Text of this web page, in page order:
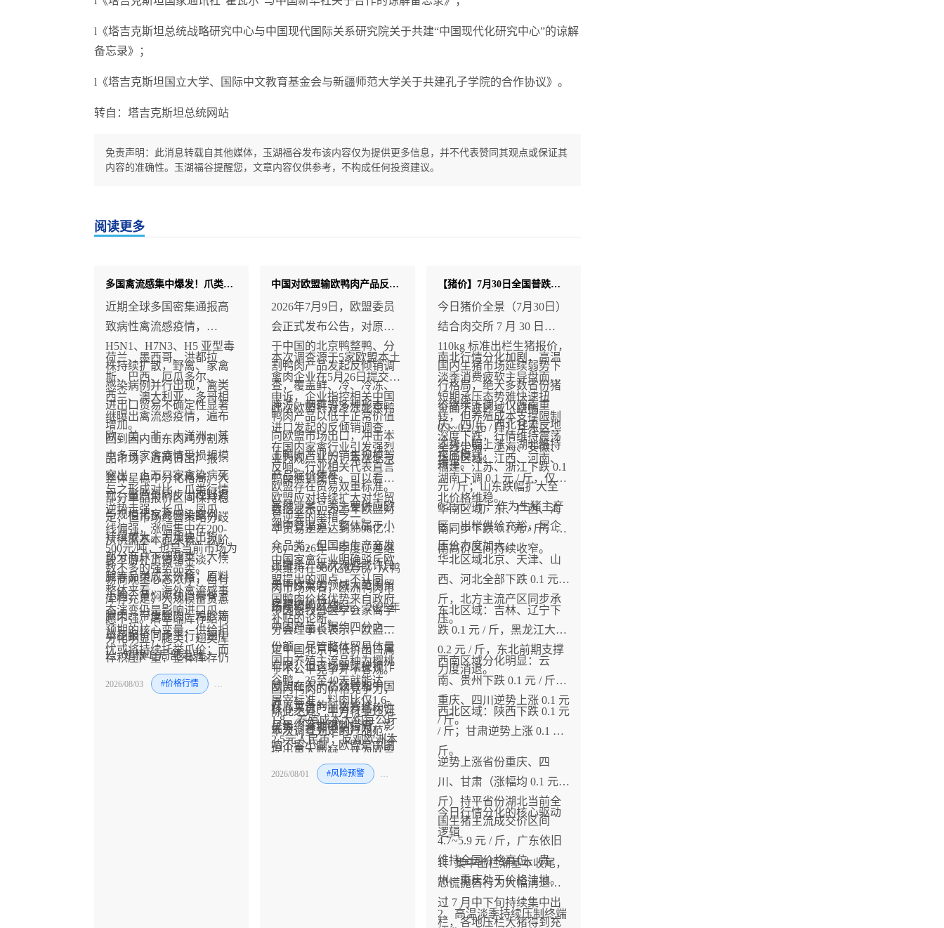
l《塔吉克斯坦总统战略研究中心与中国现代国际关系研究院关于共建“中国现代化研究中心”的谅解
备忘录》；
l《塔吉克斯坦国立大学、国际中文教育基金会与新疆师范大学关于共建孔子学院的合作协议》。
转自：塔吉克斯坦总统网站
免责声明：此消息转载自其他媒体，玉湖福谷发布该内容仅为提供更多信息，并不代表赞同其观点或保证其
内容的准确性。玉湖福谷提醒您，文章内容仅供参考，不构成任何投资建议。
阅读更多
多国禽流感集中爆发！爪类逆势上涨200-500元/吨，后市能否持续？
近期全球多国密集通报高
致病性禽流感疫情，
H5N1、H7N3、H5 亚型毒
株持续扩散，野禽、家禽
感染病例并行出现，禽类
进出口贸易不确定性显著
增加。
荷兰、墨西哥、洪都拉
斯、巴西、厄瓜多尔、新
西兰、澳大利亚、多哥相
继曝出禽流感疫情，遍布
欧、美、非、大洋洲。其
中多哥家禽疫情受损规模
突出，上万只家禽染病死
亡；墨西哥同步出现野禽
与规模化家禽感染案例。
回到国内山东肉鸡分割冻
品市场，近两日出厂报价
整体呈稳中分化格局。大
部分单品报价区间保持稳
定，但市场经营策略分歧
持续放大。为加快出货，
部分商户下调翅类、大棒
腿等品类成交价格；原料
小胸、黄焖鸡块、带骨上
腿肉、带皮腿肉、鸡胗等
单品报价同步下行，翅中
L、翅根 L 局部走弱。
与之形成对比，爪类行情
逆势走强，长爪、凤爪全
线偏强，涨幅集中在200-
500元/吨，也是当前市场为
数不多的强势品类。
从供需基本面来看，现阶
段下游补货情绪平淡，贸
易商观望心态浓厚，自有
库存充足，大规模备货意
愿不强。屠宰端库存结构
分化明显，腿类、翅类库
存积压严重，整体库存仍
处在高位，持续压制该品
类价格反弹空间。
整体来看，海外禽流感事
态演变仍是影响进口爪类
预期的核心变量，供给担
忧或将持续托举爪价；而
短期行情或维持偏弱震
2026/08/03 #价格行情 #禽
中国对欧盟输欧鸭肉产品反倾销调查发起反击！禽肉贸易风险升温！
2026年7月9日，欧盟委员
会正式发布公告，对原产
于中国的北京鸭整鸭、分
割鸭肉产品发起反倾销调
查，覆盖鲜、冷、冷冻、
腌渍、烟熏等多种形态。
本次调查源于5家欧盟本土
禽肉企业在5月26日提交的
申诉，企业指控相关中国
鸭肉产品以低于正常价值
向欧盟市场出口，冲击本
土鸭肉产业的销售规模与
产品定价体系。
此次欧盟针对冷冻北京鸭
进口发起的反倾销调查，
在国内家禽行业引发强烈
反响。行业相关代表直言
欧盟存在贸易双重标准。
虽然涉案品类主要供应欧
洲中餐渠道，整体属于小
众品类，但国内生产商发
出警示，本次调查或许只
是中欧禽肉领域大范围贸
易摩擦的开端。
业内观点认为，本次北京
鸭反倾销案件，可以看作
欧盟应对持续扩大对华贸
易逆差的举措之一。
数据显示，2025年欧盟对
华贸易逆差达到3598亿欧
元，2026年一季度逆差继
续维持在980亿欧元。从鸭
肉市场来看，欧洲鸭肉市
场规模约8亿欧元，2025年
中国产品占据约四分之一
份额。尽管整体贸易体量
有限，但这场争端被视作
欧盟在农产品领域和中国
开展竞争的一次尝试。一
旦最终落地限制措施，影
响不容小觑，欧盟是中国
鸭肉出口十分重要的优质
外销市场。
中国家禽行业明确驳斥欧
盟提出的观点，不认同中
国鸭肉价格优势来自政府
补贴的论断。
中国畜牧兽医学会家禽学
分会理事长表示，欧盟认
定中国北京鸭低价出口属
于不公平竞争并不客观。
国内鸭肉的价格竞争力，
核心来自产业自身结构性
优势，并非倾销行为。
国内养殖主流品种为樱桃
谷鸭，35至40天就能达到
屠宰标准，料肉比仅1.6-
1.8，养殖成本大约每公斤
2.5元人民币；反观欧洲本
饲料转化效率偏低，综合
除此之外，中方行业还对
本次调查划定的产品范围
提出重大质疑，认为欧盟
界定的调查标的物，和中
2026/08/01 #风险预警
【猪价】7月30日全国普跌延续 局部逆势翻红 淡季探底仍在持续
今日猪价全景（7月30日）
结合肉交所 7 月 30 日
110kg 标准出栏生猪报价，
国内生猪市场延续弱势下
行格局，绝大多数省份猪
价继续下调，仅西南重
庆、四川，西北甘肃三地
逆势小幅上涨，湖北维持
持平。
南北行情分化加剧，高温
淡季消费疲软主导盘面，
短期承压态势难快速扭
转，但养殖成本支撑限制
深度下跌，行情维持震荡
探底模式。
全面下跌区域（跌幅
0.1~0.2 元 / 斤）华东区域
全线走弱：上海、安徽、
福建、江苏、浙江下跌 0.1
元 / 斤；山东跌幅扩大至
0.2 元 / 斤，作为生猪主产
区，出栏供给充裕，屠企
压价力度加大。
华中区域：江西、河南、
湖南下调 0.1 元 / 斤，仅湖
北价格维稳。
华南区域广东、广西、海
南同步下跌 0.1 元 / 斤，华
南高价区间持续收窄。
华北区域北京、天津、山
西、河北全部下跌 0.1 元 /
斤，北方主流产区同步承
压。
东北区域：吉林、辽宁下
跌 0.1 元 / 斤，黑龙江大跌
0.2 元 / 斤，东北前期支撑
力度消退。
西南区域分化明显：云
南、贵州下跌 0.1 元 / 斤；
重庆、四川逆势上涨 0.1 元
/ 斤。
西北区域：陕西下跌 0.1 元
/ 斤；甘肃逆势上涨 0.1 元 /
斤。
逆势上涨省份重庆、四
川、甘肃（涨幅均 0.1 元 /
斤）持平省份湖北当前全
国生猪主流成交价区间
4.7~5.9 元 / 斤，广东依旧
维持全国价格高位，贵
州、重庆处于价格洼地。
今日行情分化的核心驱动
逻辑
1、集中出栏潮基本收尾，
恐慌抛售行为大幅消退经
过 7 月中下旬持续集中出
栏，各地压栏大猪得到充
2、高温淡季持续压制终端